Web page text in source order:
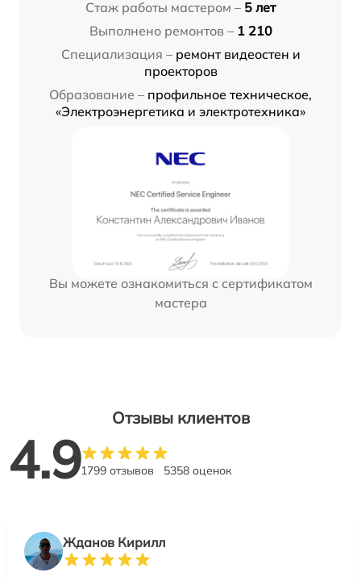
Стаж работы мастером – 5 лет
Выполнено ремонтов – 1 210
Специализация – ремонт видеостен и
проекторов
Образование – профильное техническое,
«Электроэнергетика и электротехника»
Вы можете ознакомиться с сертификатом
мастера
Отзывы клиентов
4.91799 отзывов 5358 оценок
Жданов Кирилл